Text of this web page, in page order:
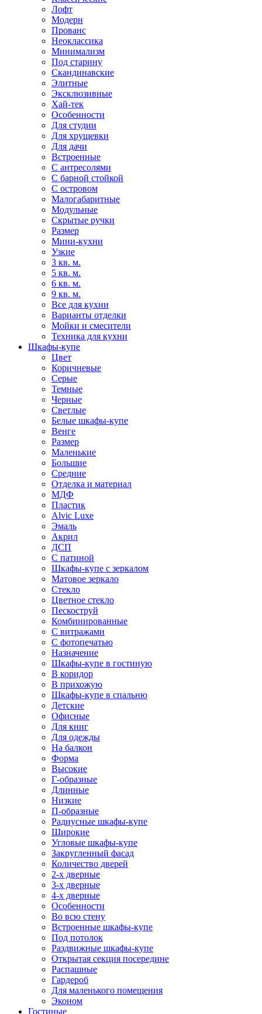
Лофт
Модерн
Прованс
Неоклассика
Минимализм
Под старину
Скандинавские
Элитные
Эксклюзивные
Хай-тек
Особенности
Для студии
Для хрущевки
Для дачи
Встроенные
С антресолями
С барной стойкой
С островом
Малогабаритные
Модульные
Скрытые ручки
Размер
Мини-кухни
Узкие
3 кв. м.
5 кв. м.
6 кв. м.
9 кв. м.
Все для кухни
Варианты отделки
Мойки и смесители
Техника для кухни
Шкафы-купе
Цвет
Коричневые
Серые
Темные
Черные
Светлые
Белые шкафы-купе
Венге
Размер
Маленькие
Большие
Средние
Отделка и материал
МДФ
Пластик
Alvic Luxe
Эмаль
Акрил
ДСП
С патиной
Шкафы-купе с зеркалом
Матовое зеркало
Стекло
Цветное стекло
Пескоструй
Комбинированные
С витражами
С фотопечатью
Назначение
Шкафы-купе в гостиную
В коридор
В прихожую
Шкафы-купе в спальню
Детские
Офисные
Для книг
Для одежды
На балкон
Форма
Высокие
Г-образные
Длинные
Низкие
П-образные
Радиусные шкафы-купе
Широкие
Угловые шкафы-купе
Закругленный фасад
Количество дверей
2-х дверные
3-х дверные
4-х дверные
Особенности
Во всю стену
Встроенные шкафы-купе
Под потолок
Раздвижные шкафы-купе
Открытая секция посередине
Распашные
Гардероб
Для маленького помещения
Эконом
Гостиные